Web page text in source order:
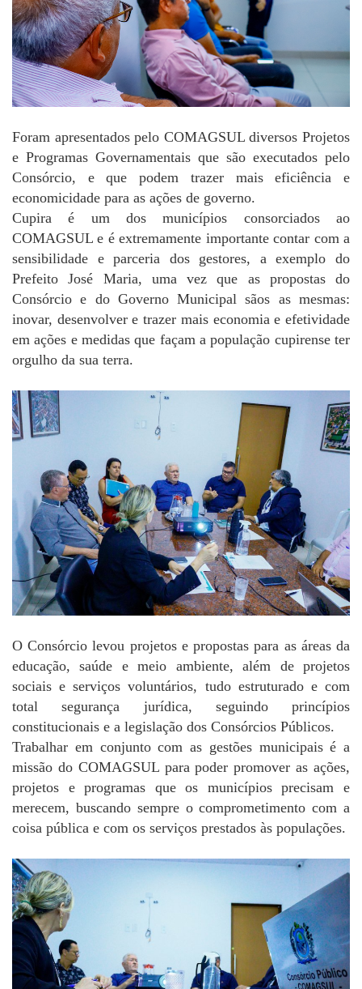
Foram apresentados pelo COMAGSUL diversos Projetos
e Programas Governamentais que são executados pelo
Consórcio, e que podem trazer mais eficiência e
economicidade para as ações de governo.
Cupira é um dos municípios consorciados ao
COMAGSUL e é extremamente importante contar com a
sensibilidade e parceria dos gestores, a exemplo do
Prefeito José Maria, uma vez que as propostas do
Consórcio e do Governo Municipal sãos as mesmas:
inovar, desenvolver e trazer mais economia e efetividade
em ações e medidas que façam a população cupirense ter
orgulho da sua terra.
O Consórcio levou projetos e propostas para as áreas da
educação, saúde e meio ambiente, além de projetos
sociais e serviços voluntários, tudo estruturado e com
total segurança jurídica, seguindo princípios
constitucionais e a legislação dos Consórcios Públicos.
Trabalhar em conjunto com as gestões municipais é a
missão do COMAGSUL para poder promover as ações,
projetos e programas que os municípios precisam e
merecem, buscando sempre o comprometimento com a
coisa pública e com os serviços prestados às populações.